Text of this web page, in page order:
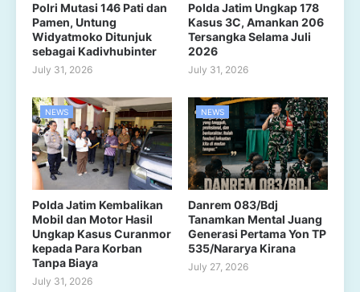
Polri Mutasi 146 Pati dan
Pamen, Untung
Widyatmoko Ditunjuk
sebagai Kadivhubinter
July 31, 2026
Polda Jatim Ungkap 178
Kasus 3C, Amankan 206
Tersangka Selama Juli
2026
July 31, 2026
NEWS
Polda Jatim Kembalikan
Mobil dan Motor Hasil
Ungkap Kasus Curanmor
kepada Para Korban
Tanpa Biaya
July 31, 2026
NEWS
Danrem 083/Bdj
Tanamkan Mental Juang
Generasi Pertama Yon TP
535/Nararya Kirana
July 27, 2026